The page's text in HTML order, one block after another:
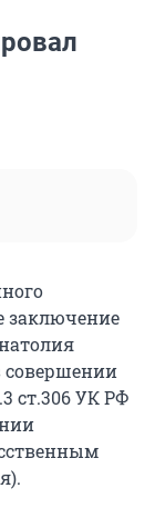
заключение
совершении
ст.306 УК РФ